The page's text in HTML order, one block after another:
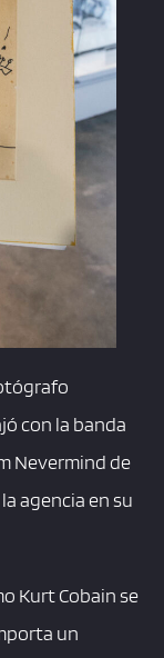
con la banda
Nevermind de
agencia en su
Kurt Cobain se
un